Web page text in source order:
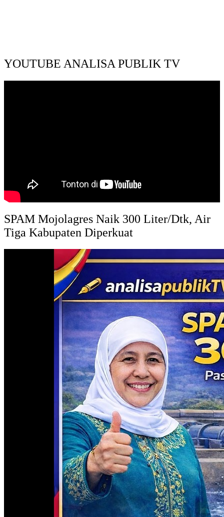
YOUTUBE ANALISA PUBLIK TV
SPAM Mojolagres Naik 300 Liter/Dtk, Air
Tiga Kabupaten Diperkuat